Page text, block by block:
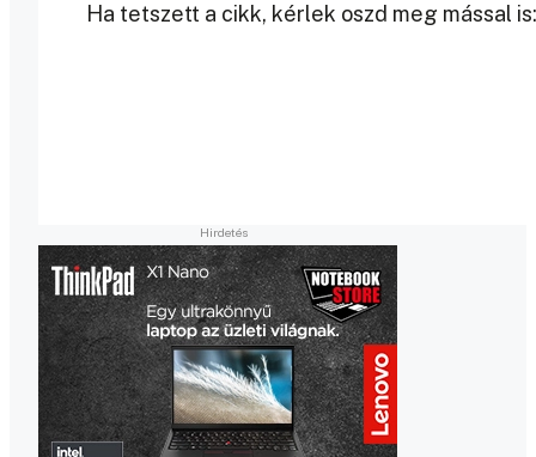
Ha tetszett a cikk, kérlek oszd meg mással is: